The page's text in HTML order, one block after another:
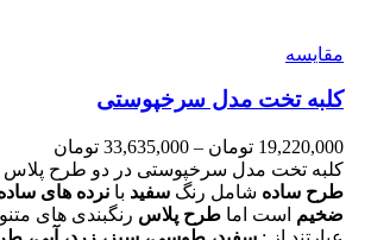
مقایسه
کلبه تخت مدل سرخپوستی
19,220,000 تومان –
33,635,000 تومان
کلبه تخت مدل سرخپوستی در دو طرح پلاس
طرح ساده شامل رنگ سفید با نرده های
ضخیم است اما طرح پلاس رنگبندی های